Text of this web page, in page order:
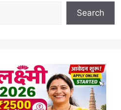
Search